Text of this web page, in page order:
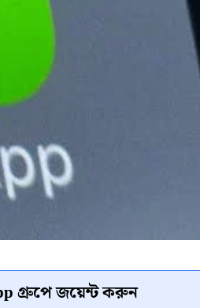
গ্রুপে জয়েন্ট করুন